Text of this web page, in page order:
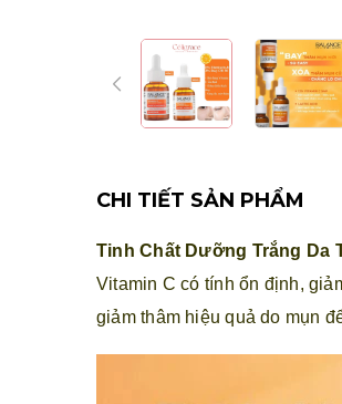
CHI TIẾT SẢN PHẨM
Tinh Chất Dưỡng Trắng Da
Vitamin C có tính ổn định,
giảm thâm hiệu quả do mụn